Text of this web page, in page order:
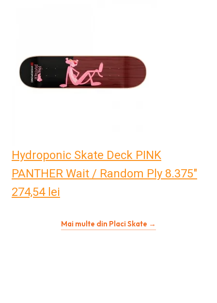
Hydroponic Skate Deck PINK
PANTHER Wait / Random Ply 8.375"
274,54 lei
Mai multe din Placi Skate →